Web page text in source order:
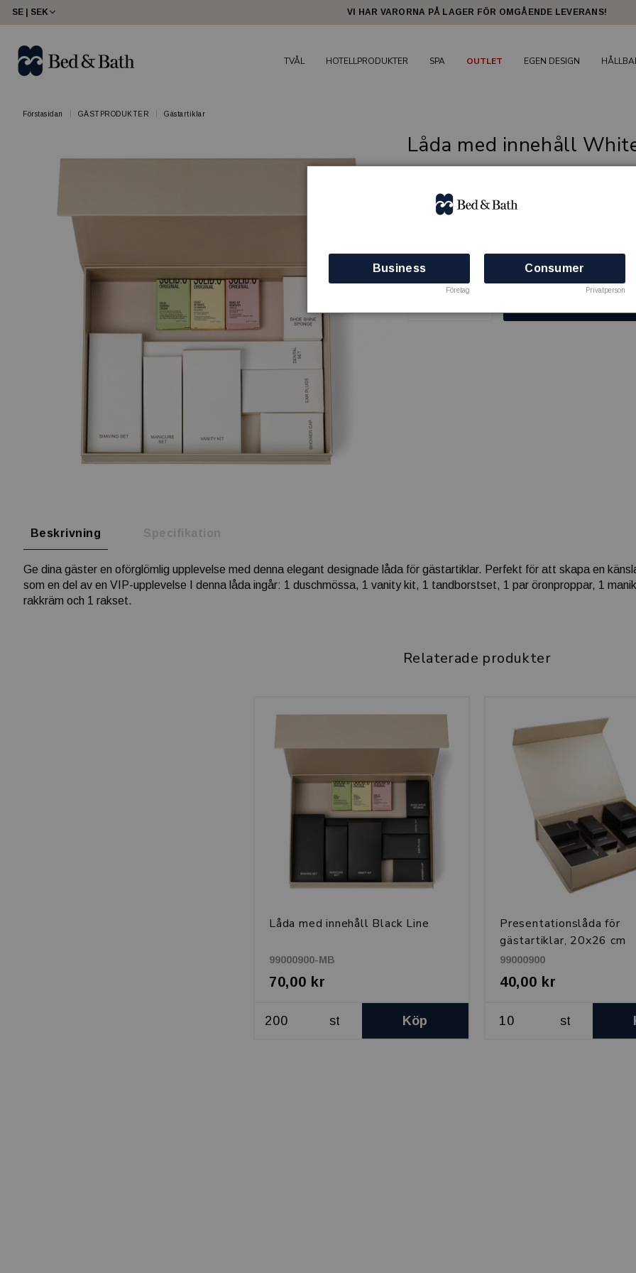
SE | SEK VI HAR VARORNA PÅ LAGER FÖR OMGÅENDE LEVERANS!
TVÅL HOTELLPRODUKTER SPA OUTLET EGEN DESIGN
Förstasidan GÄSTPRODUKTER Gästartiklar
Låda med innehåll
BED & BATH
Artikelnr: 99000900-MW
Beskrivning Specifikation
Ge dina gäster en oförglömlig upplevelse med denna elegant designade låda för gästartiklar. Perfekt för att skapa en
som en del av en VIP-upplevelse I denna låda ingår: 1 duschmössa, 1 vanity kit, 1 tandborstset, 1 par öronproppar, 1
rakkräm och 1 rakset.
Relaterade produkter
Låda med innehåll Black Line
99000900-MB
70,00 kr
st Köp
Presentationslåda för
gästartiklar, 20x26 cm
99000900
40,00 kr
st
Business
Företag
Consumer
Privatperson